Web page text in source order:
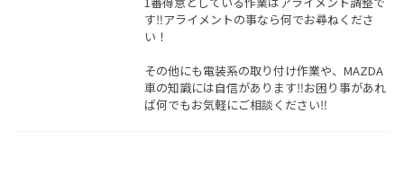
す‼︎アライメントの事なら何でお尋ねくださ
い！
その他にも電装系の取り付け作業や、MAZDA
車の知識には自信があります‼︎お困り事があれ
ば何でもお気軽にご相談ください‼︎